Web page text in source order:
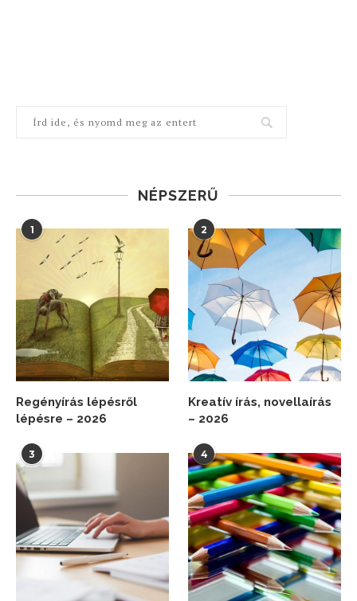
NÉPSZERŰ
1
Regényírás lépésről
lépésre – 2026
2
Kreatív írás, novellaírás
– 2026
3 4